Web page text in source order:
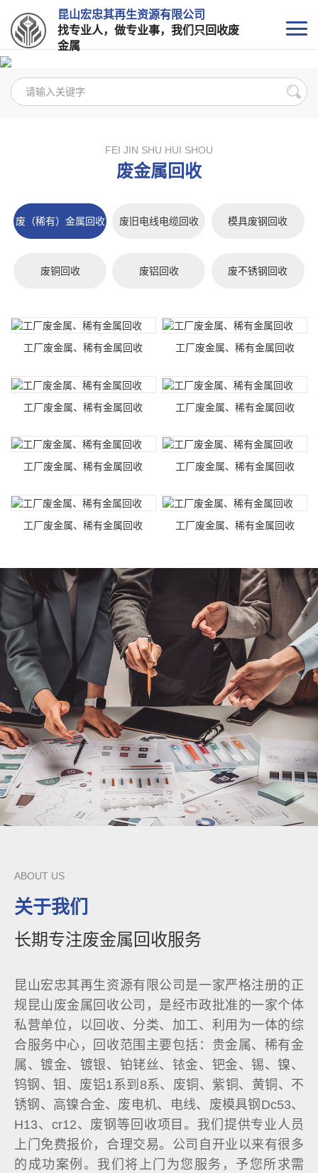
昆山宏忠其再生资源有限公司
找专业人，做专业事，我们只回收废
金属
FEI JIN SHU HUI SHOU
废金属回收
废（稀有）金属回收 废旧电线电缆回收 模具废钢回收
废铜回收 废铝回收 废不锈钢回收
工厂废金属、稀有金属回收 工厂废金属、稀有金属回收
工厂废金属、稀有金属回收 工厂废金属、稀有金属回收
工厂废金属、稀有金属回收 工厂废金属、稀有金属回收
工厂废金属、稀有金属回收 工厂废金属、稀有金属回收
ABOUT US
关于我们
长期专注废金属回收服务
昆山宏忠其再生资源有限公司是一家严格注册的正
规昆山废金属回收公司，是经市政批准的一家个体
私营单位，以回收、分类、加工、利用为一体的综
合服务中心，回收范围主要包括：贵金属、稀有金
属、镀金、镀银、铂铑丝、铱金、钯金、锡、镍、
钨钢、钼、废铝1系到8系、废铜、紫铜、黄铜、不
锈钢、高镍合金、废电机、电线、废模具钢Dc53、
H13、cr12、废钢等回收项目。我们提供专业人员
上门免费报价，合理交易。公司自开业以来有很多
的成功案例。我们将上门为您服务，予您所求需